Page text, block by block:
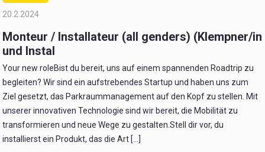
20.2.2024
Monteur / Installateur (all genders) (Klempner/in
und Instal
Your new roleBist du bereit, uns auf einem spannenden Roadtrip zu
begleiten? Wir sind ein aufstrebendes Startup und haben uns zum
Ziel gesetzt, das Parkraummanagement auf den Kopf zu stellen. Mit
unserer innovativen Technologie sind wir bereit, die Mobilität zu
transformieren und neue Wege zu gestalten.Stell dir vor, du
installierst ein Produkt, das die Art [...]